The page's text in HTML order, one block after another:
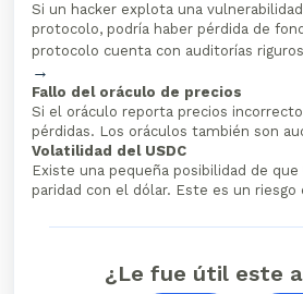
Si un hacker explota una
protocolo, podría haber pérdida de
protocolo cuenta con auditorías
→
Fallo del oráculo de precios
Si el oráculo reporta precios
pérdidas. Los oráculos también son
Volatilidad del USDC
Existe una pequeña posibilidad de que
paridad con el dólar. Este es un
¿Le fue útil este